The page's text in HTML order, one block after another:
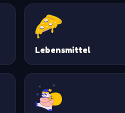
Lebensmittel